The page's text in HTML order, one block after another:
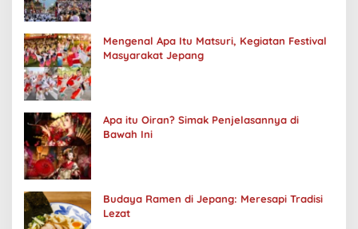
Mengenal Apa Itu Matsuri, Kegiatan Festival
Masyarakat Jepang
Apa itu Oiran? Simak Penjelasannya di
Bawah Ini
Budaya Ramen di Jepang: Meresapi Tradisi
Lezat